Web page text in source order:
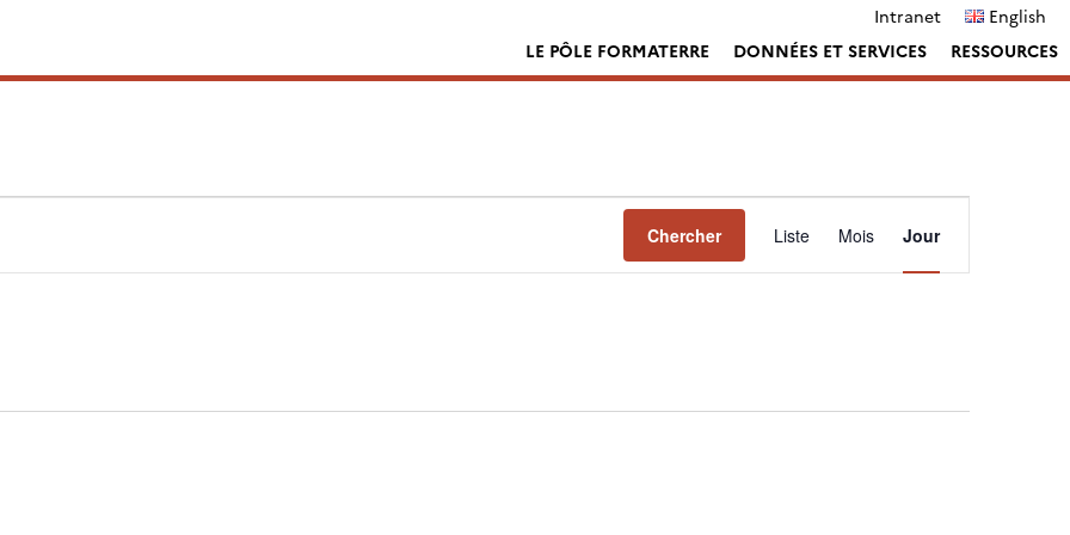
Intranet
English
LE PÔLE FORMATERRE
DONNÉES ET SERVICES RESSOURCES
Chercher
de
vues
Liste Mois Jour